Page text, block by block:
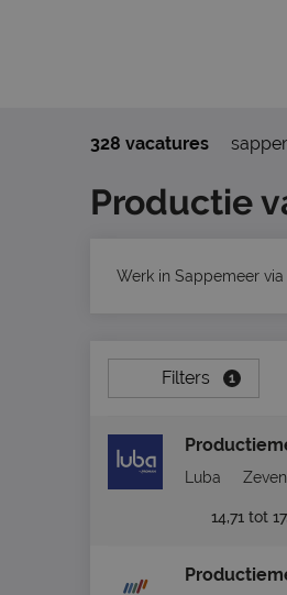
328 vacatures
Productie
Werk in Sappemeer
Filters 1
Luba
14,71 tot